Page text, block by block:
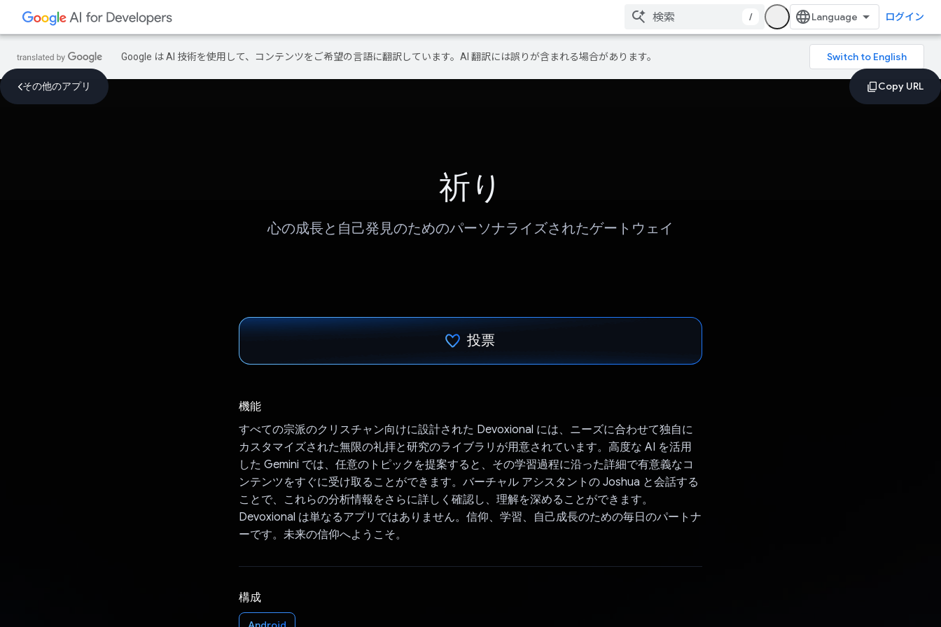
/ ログイン
Google は AI 技術を使用して、コンテンツをご希望の言語に翻訳しています。AI 翻訳には誤りが含まれる場合があります。
その他のアプリ
祈り
心の成長と自己発見のためのパーソナライズされたゲートウェイ
投票
機能
すべての宗派のクリスチャン向けに設計された Devoxional には、ニーズに合わせて独自に
カスタマイズされた無限の礼拝と研究のライブラリが用意されています。高度な AI を活用
した Gemini では、任意のトピックを提案すると、その学習過程に沿った詳細で有意義なコ
ンテンツをすぐに受け取ることができます。バーチャル アシスタントの Joshua と会話する
ことで、これらの分析情報をさらに詳しく確認し、理解を深めることができます。
Devoxional は単なるアプリではありません。信仰、学習、自己成長のための毎日のパートナ
ーです。未来の信仰へようこそ。
構成